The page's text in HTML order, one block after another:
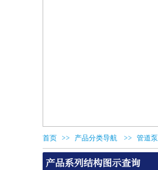
首页 >> 产品分类导航 >> 管道泵
产品系列结构图示查询